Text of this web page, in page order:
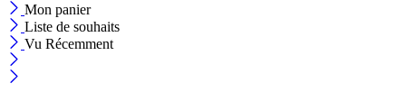
Mon panier
Liste de souhaits
Vu Récemment